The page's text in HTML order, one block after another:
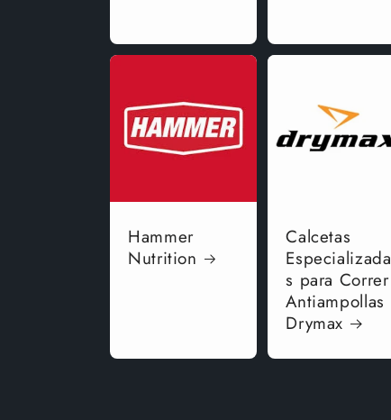
Hammer
Nutrition
Calcetas
Especializada
s para Correr
Antiampollas
Drymax